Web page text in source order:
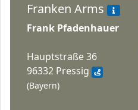
Franken Arms
Frank Pfadenhauer
Hauptstraße 36
96332 Pressig
(Bayern)